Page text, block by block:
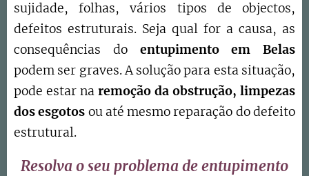
sujidade, folhas, vários tipos de objectos,
defeitos estruturais. Seja qual for a causa, as
consequências do entupimento em Belas
podem ser graves. A solução para esta situação,
pode estar na remoção da obstrução, limpezas
dos esgotos ou até mesmo reparação do defeito
estrutural.
Resolva o seu problema de entupimento